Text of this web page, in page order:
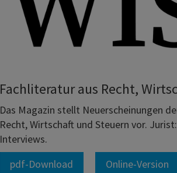
Fachliteratur aus Recht,
Das Magazin stellt Neuerscheinungen
Recht, Wirtschaft und Steuern vor.
Interviews.
pdf-Download
Online-Version